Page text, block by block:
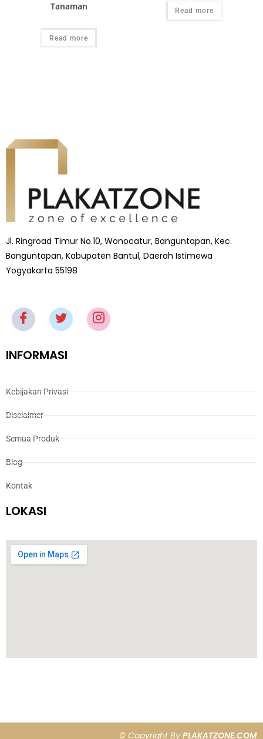
Tanaman
Read more
Read more
Jl. Ringroad Timur No.10, Wonocatur, Banguntapan, Kec.
Banguntapan, Kabupaten Bantul, Daerah Istimewa
Yogyakarta 55198
INFORMASI
Kebijakan Privasi
Disclaimer
Semua Produk
Blog
Kontak
LOKASI
© Copyright By PLAKATZONE.COM